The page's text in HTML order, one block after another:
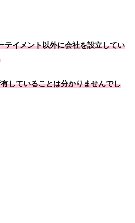
テイメント以外に会社を設立してい
していることは分かりませんでし